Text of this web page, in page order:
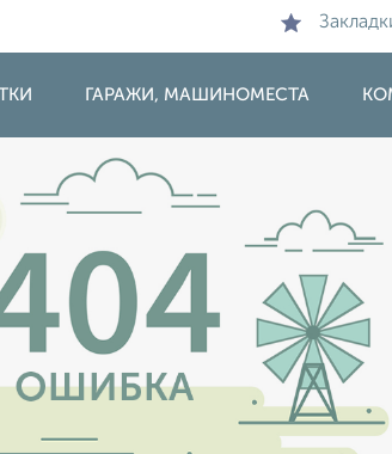
ГАРАЖИ, МАШИНОМЕСТА